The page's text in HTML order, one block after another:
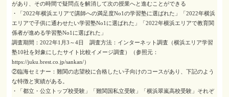
があり、その時間で疑問点を解消して次の授業へと進むことができる
・「2022年横浜エリアで講師への満足度No1の学習塾に選ばれた」「2022年横浜
エリアで子供に通わせたい学習塾No1に選ばれた」「2022年横浜エリアで教育関
係者が進める学習塾No1に選ばれた」
調査期間：2022年1月3～4日 調査方法：インターネット調査（横浜エリア学習
塾10社を対象にしたサイト比較イメージ調査）（参照元：
https://juku.brest.co.jp/sankan/）
②臨海セミナー：難関の志望校に合格したい子向けのコースがあり、下記のよう
な特徴と実績がある。
・「都立・公立トップ校受験」「難関国私立受験」「横浜翠嵐高校受験」それぞ